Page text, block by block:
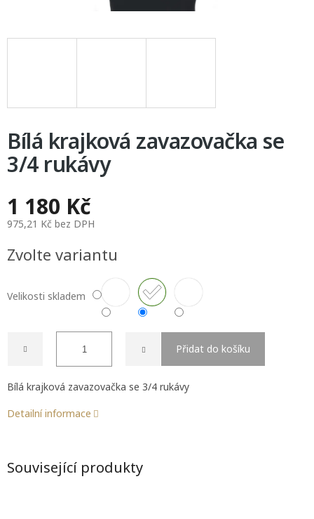
Bílá krajková zavazovačka se
3/4 rukávy
1 180 Kč
975,21 Kč bez DPH
cena:
Zvolte variantu
Velikosti skladem
Přidat do košíku
Bílá krajková zavazovačka se 3/4 rukávy
Detailní informace
Související produkty